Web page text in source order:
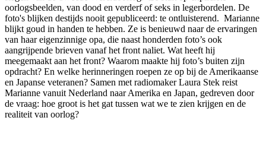
oorlogsbeelden, van dood en verderf of seks in legerbordelen. De
foto's blijken destijds nooit gepubliceerd: te ontluisterend. Marianne
blijkt goud in handen te hebben. Ze is benieuwd naar de ervaringen
van haar eigenzinnige opa, die naast honderden foto’s ook
aangrijpende brieven vanaf het front naliet. Wat heeft hij
meegemaakt aan het front? Waarom maakte hij foto’s buiten zijn
opdracht? En welke herinneringen roepen ze op bij de Amerikaanse
en Japanse veteranen? Samen met radiomaker Laura Stek reist
Marianne vanuit Nederland naar Amerika en Japan, gedreven door
de vraag: hoe groot is het gat tussen wat we te zien krijgen en de
realiteit van oorlog?